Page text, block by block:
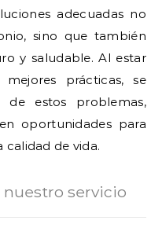
adecuadas no
sino que también
y saludable. Al estar
prácticas, se
estos problemas,
oportunidades para
calidad de vida.
nuestro servicio